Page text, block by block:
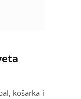
košarka i